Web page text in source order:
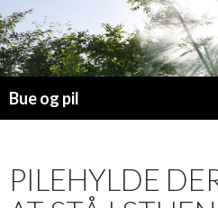
Bue og pil
PILEHYLDE